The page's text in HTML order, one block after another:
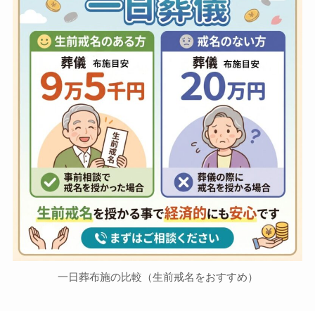
一日葬布施の比較（生前戒名をおすすめ）